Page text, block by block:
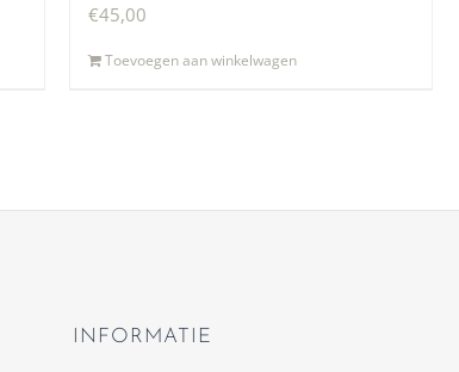
€45,00
Toevoegen aan winkelwagen
INFORMATIE